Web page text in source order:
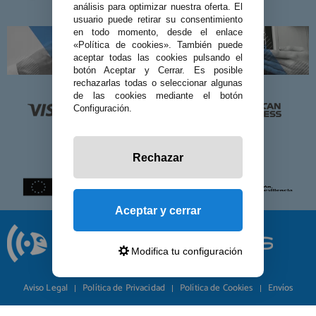
Aviso Legal
Política de Privacidad Política de Cookies Envíos
análisis para optimizar nuestra oferta. El
usuario puede retirar su consentimiento
en todo momento, desde el enlace
«Política de cookies». También puede
aceptar todas las cookies pulsando el
botón Aceptar y Cerrar. Es posible
rechazarlas todas o seleccionar algunas
de las cookies mediante el botón
Configuración.
Rechazar
Aceptar y cerrar
Modifica tu configuración